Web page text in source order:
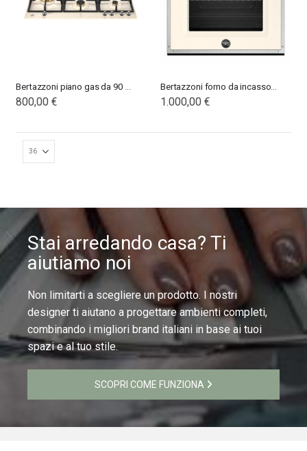
Bertazzoni piano gas da 90 con dual wok laterale
800,00 €
Bertazzoni forno da incasso 60
1.000,00 €
Stai arredando casa? Ti
aiutiamo noi
Non limitarti a scegliere un prodotto. I nostri
designer ti aiutano a progettare ambienti completi,
combinando i migliori brand italiani in base ai tuoi
spazi e al tuo stile.
SCOPRI COME FUNZIONA